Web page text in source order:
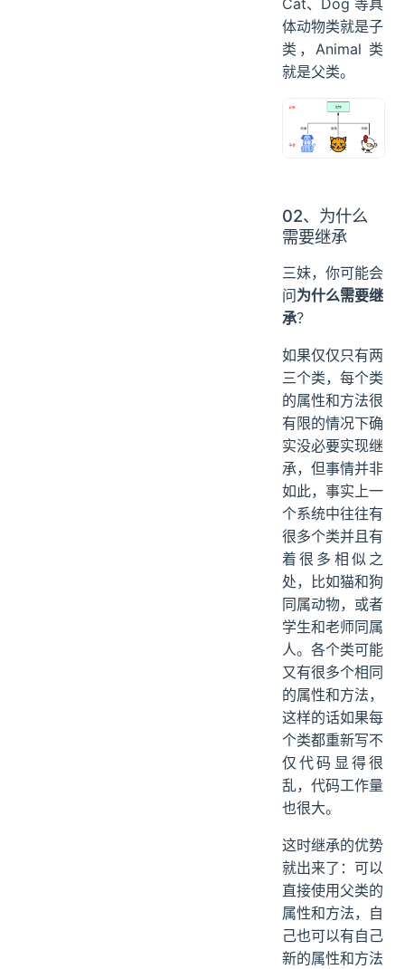
Cat、Dog 等具
体动物类就是子
类，Animal 类
就是父类。
02、为什么
需要继承
三妹，你可能会
问为什么需要继
承？
如果仅仅只有两
三个类，每个类
的属性和方法很
有限的情况下确
实没必要实现继
承，但事情并非
如此，事实上一
个系统中往往有
很多个类并且有
着很多相似之
处，比如猫和狗
同属动物，或者
学生和老师同属
人。各个类可能
又有很多个相同
的属性和方法，
这样的话如果每
个类都重新写不
仅代码显得很
乱，代码工作量
也很大。
这时继承的优势
就出来了：可以
直接使用父类的
属性和方法，自
己也可以有自己
新的属性和方法